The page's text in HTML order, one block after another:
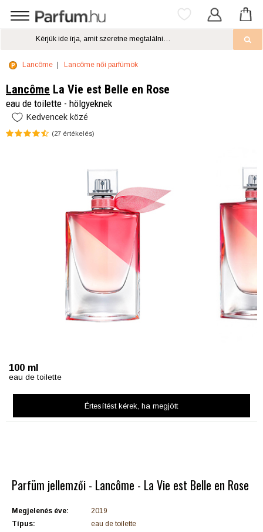
Lancôme Lancôme női parfümök
Lancôme La Vie est Belle en Rose
eau de toilette - hölgyeknek
Kedvencek közé
(27 értékelés)
100 ml
eau de toilette
Értesítést kérek, ha megjött
Parfüm jellemzői - Lancôme - La Vie est Belle en Rose
Megjelenés éve:
2019
Típus:
eau de toilette